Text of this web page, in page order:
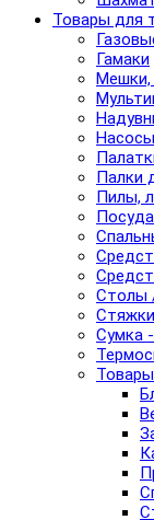
Товары для
Гамаки
Мешки,
Палки
Пилы,
Столы
Сумка